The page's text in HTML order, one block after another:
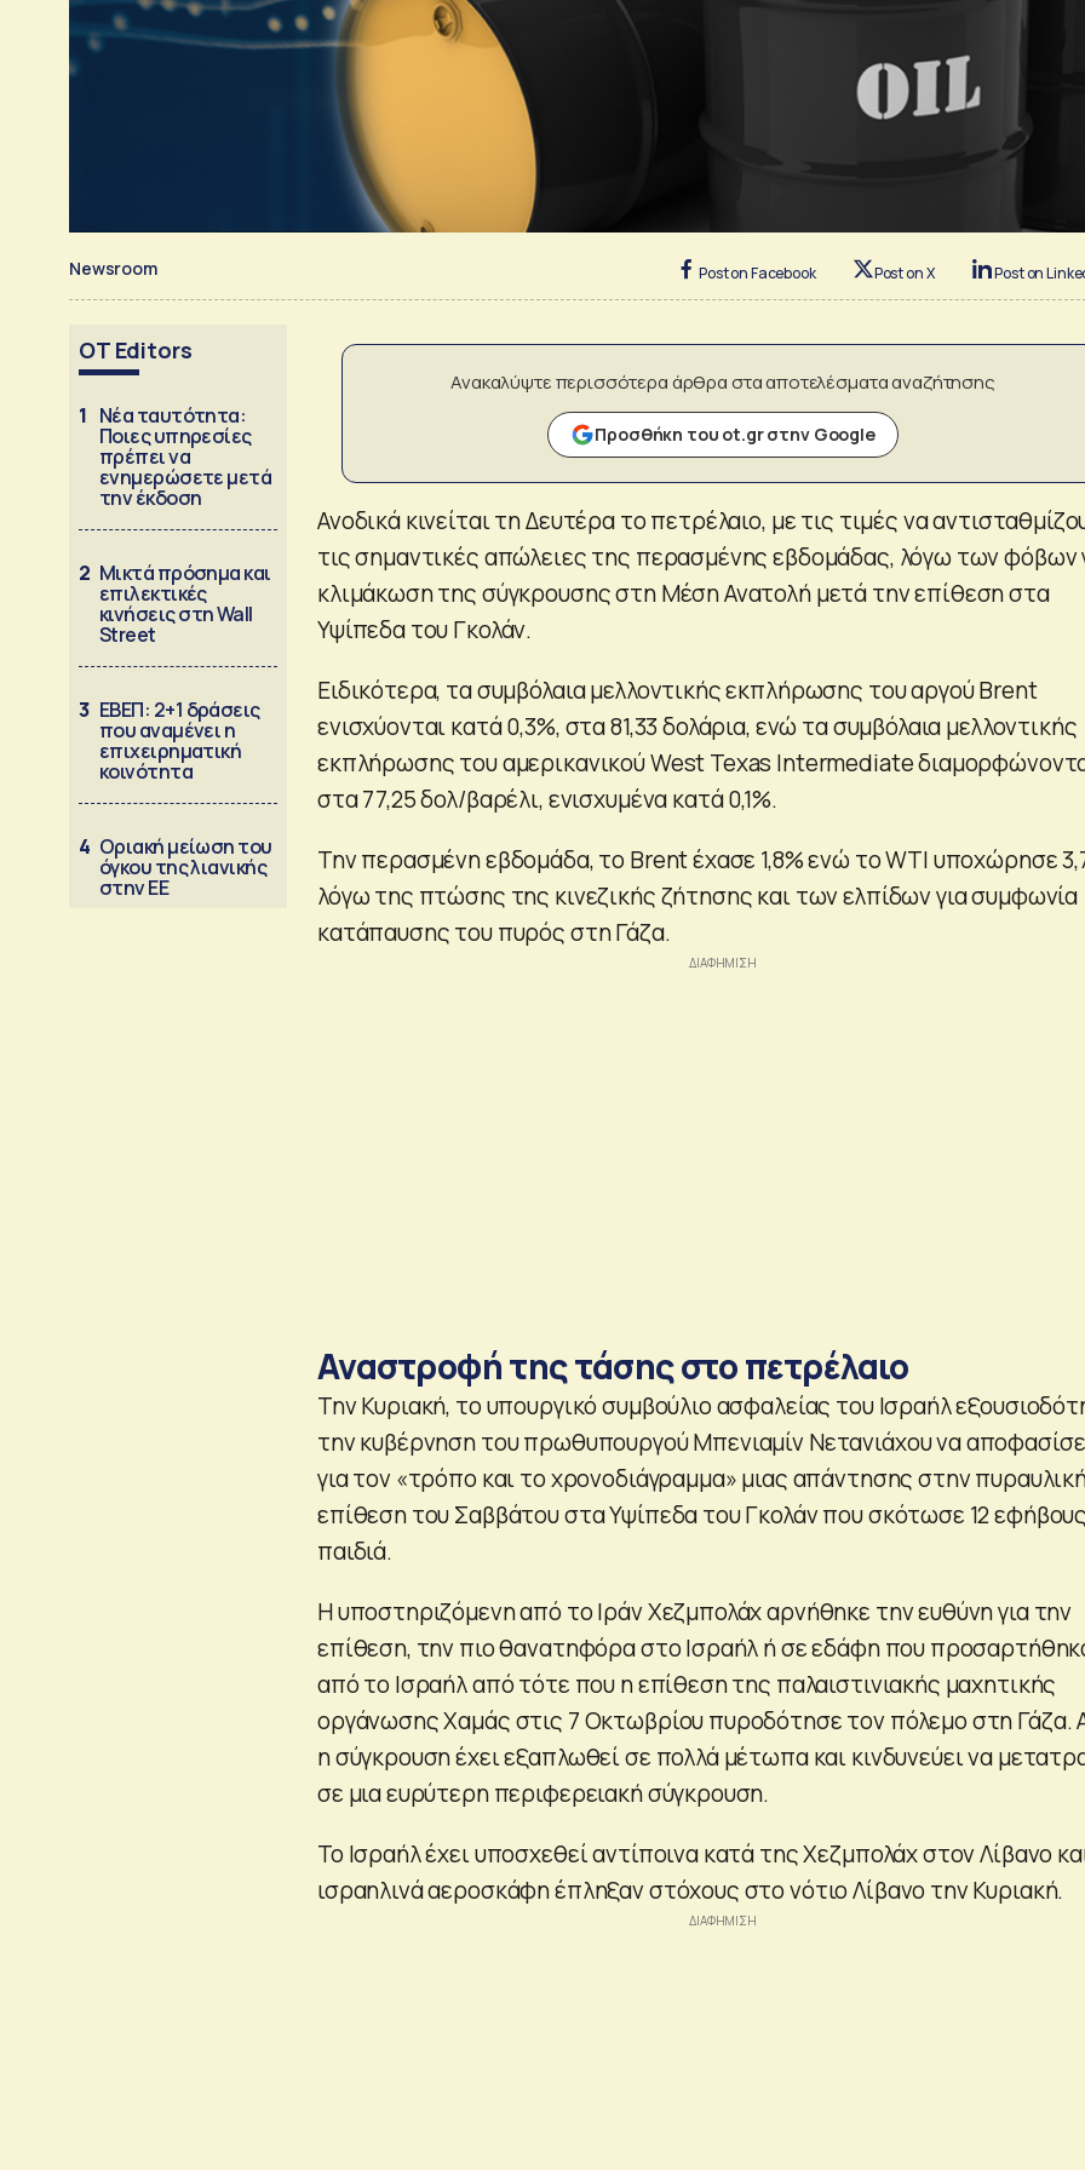
Newsroom Post on Facebook Post on X Post on
OT Editors
1 Νέα ταυτότητα:
Ποιες υπηρεσίες
πρέπει να
ενημερώσετε μετά
την έκδοση
2 Μικτά πρόσημα και
επιλεκτικές
κινήσεις στη Wall
Street
3 ΕΒΕΠ: 2+1 δράσεις
που αναμένει η
επιχειρηματική
κοινότητα
4 Οριακή μείωση του
όγκου της λιανικής
στην ΕΕ
Ανακαλύψτε περισσότερα άρθρα στα αποτελέσματα αναζήτησης
Προσθήκη του ot.gr στην Google
Ανοδικά κινείται τη Δευτέρα το πετρέλαιο, με τις τιμές να
τις σημαντικές απώλειες της περασμένης εβδομάδας, λόγω των φόβων
κλιμάκωση της σύγκρουσης στη Μέση Ανατολή μετά την επίθεση στα
Υψίπεδα του Γκολάν.
Ειδικότερα, τα συμβόλαια μελλοντικής εκπλήρωσης του αργού Brent
ενισχύονται κατά 0,3%, στα 81,33 δολάρια, ενώ τα συμβόλαια μελλοντικής
εκπλήρωσης του αμερικανικού West Texas Intermediate
στα 77,25 δολ/βαρέλι, ενισχυμένα κατά 0,1%.
Την περασμένη εβδομάδα, το Brent έχασε 1,8% ενώ το WTI υποχώρησε
λόγω της πτώσης της κινεζικής ζήτησης και των ελπίδων για συμφωνία
κατάπαυσης του πυρός στη Γάζα.
Αναστροφή της τάσης στο πετρέλαιο
Την Κυριακή, το υπουργικό συμβούλιο ασφαλείας του Ισραήλ
την κυβέρνηση του πρωθυπουργού Μπενιαμίν Νετανιάχου να
για τον «τρόπο και το χρονοδιάγραμμα» μιας απάντησης στην
επίθεση του Σαββάτου στα Υψίπεδα του Γκολάν που σκότωσε 12
παιδιά.
Η υποστηριζόμενη από το Ιράν Χεζμπολάχ αρνήθηκε την ευθύνη για την
επίθεση, την πιο θανατηφόρα στο Ισραήλ ή σε εδάφη που
από το Ισραήλ από τότε που η επίθεση της παλαιστινιακής μαχητικής
οργάνωσης Χαμάς στις 7 Οκτωβρίου πυροδότησε τον πόλεμο στη Γάζα.
η σύγκρουση έχει εξαπλωθεί σε πολλά μέτωπα και κινδυνεύει να
σε μια ευρύτερη περιφερειακή σύγκρουση.
Το Ισραήλ έχει υποσχεθεί αντίποινα κατά της Χεζμπολάχ στον Λίβανο
ισραηλινά αεροσκάφη έπληξαν στόχους στο νότιο Λίβανο την Κυριακή.